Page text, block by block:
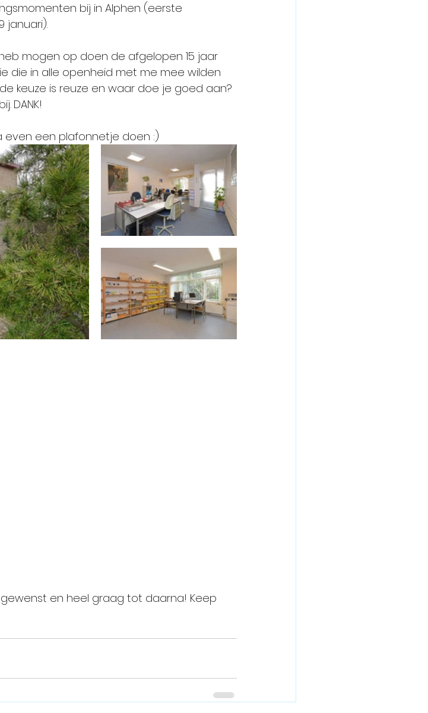
bij in Alphen (eerste
januari).
mogen op doen de afgelopen 15 jaar
die in alle openheid met me mee wilden
keuze is reuze en waar doe je goed aan?
DANK!
even een plafonnetje doen :)
en heel graag tot daarna! Keep